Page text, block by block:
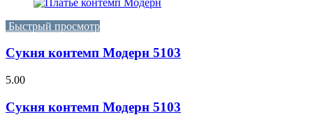
Быстрый просмотр
Сукня контемп Модерн 5103
5.00
Сукня контемп Модерн 5103